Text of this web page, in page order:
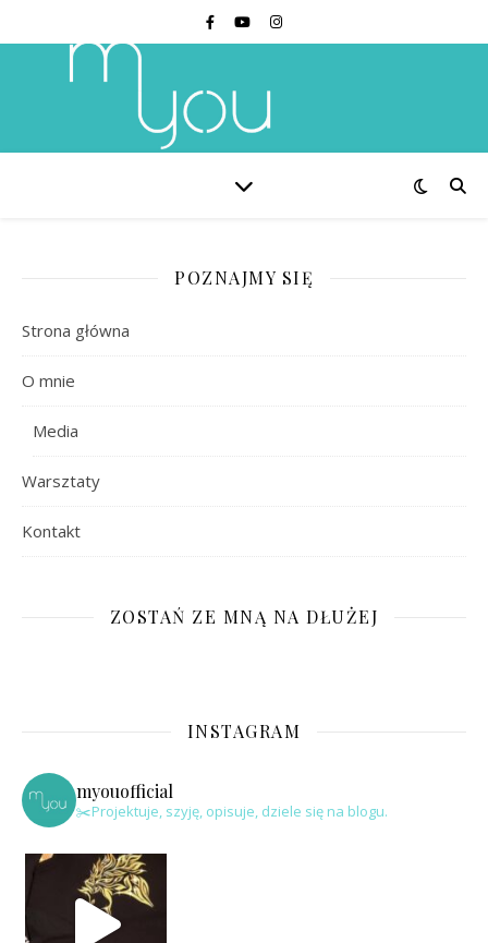
POZNAJMY SIĘ
Strona główna
O mnie
Media
Warsztaty
Kontakt
ZOSTAŃ ZE MNĄ NA DŁUŻEJ
INSTAGRAM
myouofficial
✂️Projektuje, szyję, opisuje, dziele się na blogu.